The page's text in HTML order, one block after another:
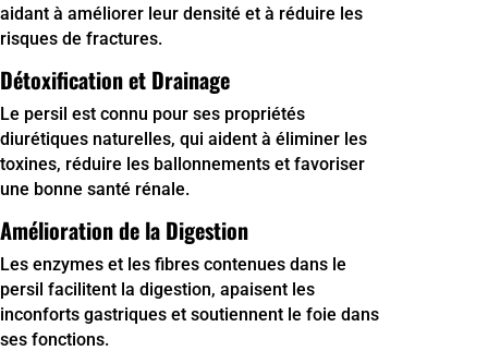
aidant à améliorer leur densité et à réduire les
risques de fractures.
Détoxification et Drainage
Le persil est connu pour ses propriétés
diurétiques naturelles, qui aident à éliminer les
toxines, réduire les ballonnements et favoriser
une bonne santé rénale.
Amélioration de la Digestion
Les enzymes et les fibres contenues dans le
persil facilitent la digestion, apaisent les
inconforts gastriques et soutiennent le foie dans
ses fonctions.